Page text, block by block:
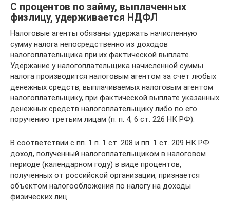
С процентов по займу, выплаченных
физлицу, удерживается НДФЛ
Налоговые агенты обязаны удержать начисленную
сумму налога непосредственно из доходов
налогоплательщика при их фактической выплате.
Удержание у налогоплательщика начисленной суммы
налога производится налоговым агентом за счет любых
денежных средств, выплачиваемых налоговым агентом
налогоплательщику, при фактической выплате указанных
денежных средств налогоплательщику либо по его
поручению третьим лицам (п. п. 4, 6 ст. 226 НК РФ).
В соответствии с пп. 1 п. 1 ст. 208 и пп. 1 ст. 209 НК РФ
доход, полученный налогоплательщиком в налоговом
периоде (календарном году) в виде процентов,
полученных от российской организации, признается
объектом налогообложения по налогу на доходы
физических лиц.